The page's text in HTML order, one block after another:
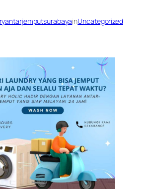
inUncategorized